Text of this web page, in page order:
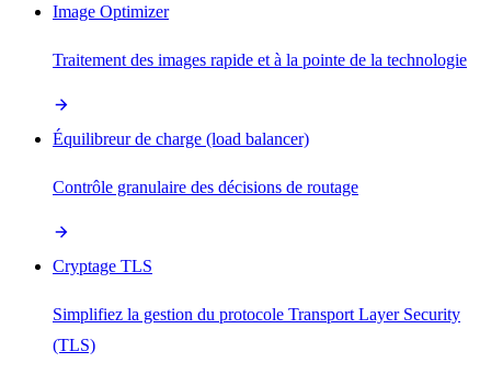
Image Optimizer
Traitement des images rapide et à la pointe de la technologie
Équilibreur de charge (load balancer)
Contrôle granulaire des décisions de routage
Cryptage TLS
Simplifiez la gestion du protocole Transport Layer Security
(TLS)